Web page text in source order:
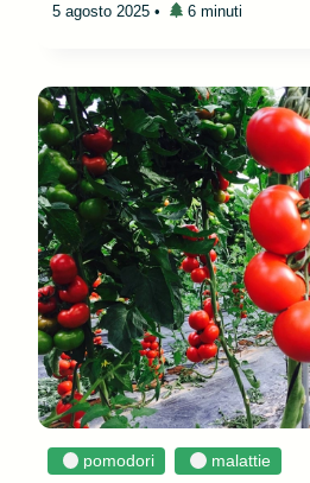
5 agosto 2025 • 6 minuti
pomodori malattie